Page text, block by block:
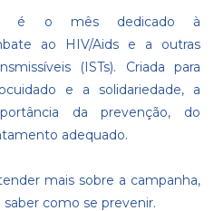
é o mês dedicado à
ao HIV/Aids e a outras
(ISTs). Criada para
e a solidariedade, a
da prevenção, do
adequado.
mais sobre a campanha,
saber como se prevenir.